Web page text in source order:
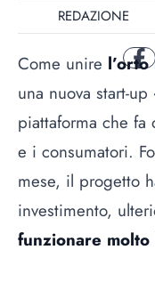
REDAZIONE
Come unire
una nuova start-
piattaforma che
e i consumatori.
mese, il progetto
investimento,
funzionare molto